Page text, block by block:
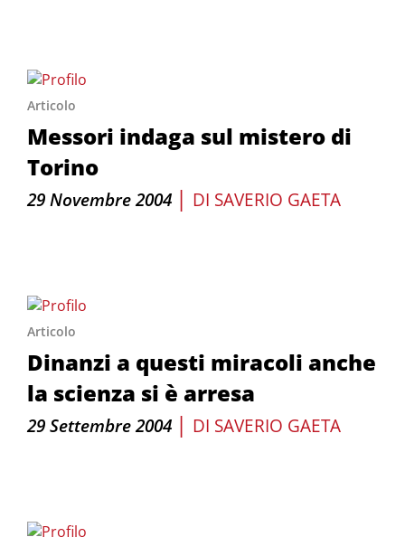
Articolo
Messori indaga sul mistero di
Torino
29 Novembre 2004 | DI SAVERIO GAETA
Articolo
Dinanzi a questi miracoli anche
la scienza si è arresa
29 Settembre 2004 | DI SAVERIO GAETA